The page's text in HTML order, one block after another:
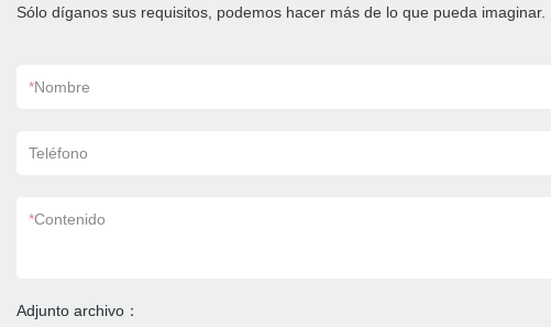
Sólo díganos sus requisitos, podemos hacer más de lo que pueda imaginar.
*Nombre
Teléfono
*Contenido
Adjunto archivo：